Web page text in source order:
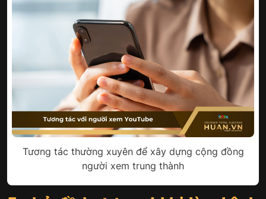
Tương tác thường xuyên để xây dựng cộng đồng
người xem trung thành